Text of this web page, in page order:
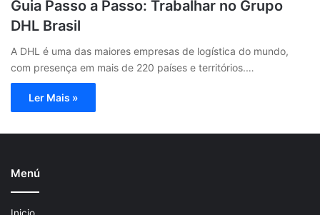
Guia Passo a Passo: Trabalhar no Grupo
DHL Brasil
A DHL é uma das maiores empresas de logística do mundo,
com presença em mais de 220 países e territórios.…
Ler Mais »
Menú
Inicio